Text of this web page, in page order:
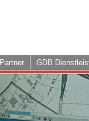
Partner GDB